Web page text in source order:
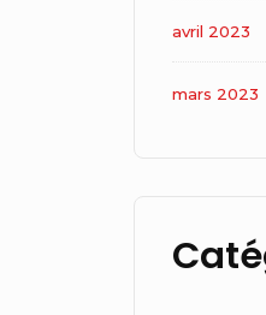
avril 2023
mars 2023